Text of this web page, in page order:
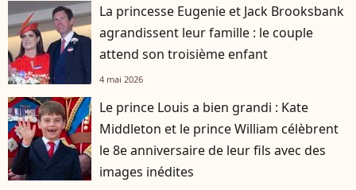
La princesse Eugenie et Jack Brooksbank
agrandissent leur famille : le couple
attend son troisième enfant
4 mai 2026
Le prince Louis a bien grandi : Kate
Middleton et le prince William célèbrent
le 8e anniversaire de leur fils avec des
images inédites